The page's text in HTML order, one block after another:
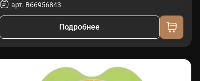
арт. B66956843
Подробнее